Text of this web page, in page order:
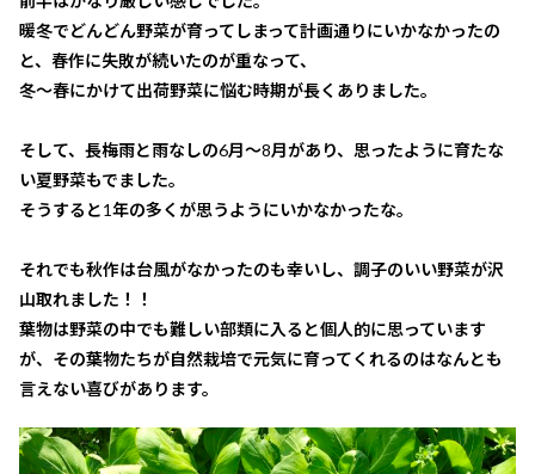
暖冬でどんどん野菜が育ってしまって計画通りにいかなかったの
と、春作に失敗が続いたのが重なって、
冬～春にかけて出荷野菜に悩む時期が長くありました。
そして、長梅雨と雨なしの6月～8月があり、思ったように育たな
い夏野菜もでました。
そうすると1年の多くが思うようにいかなかったな。
それでも秋作は台風がなかったのも幸いし、調子のいい野菜が沢
山取れました！！
葉物は野菜の中でも難しい部類に入ると個人的に思っています
が、その葉物たちが自然栽培で元気に育ってくれるのはなんとも
言えない喜びがあります。